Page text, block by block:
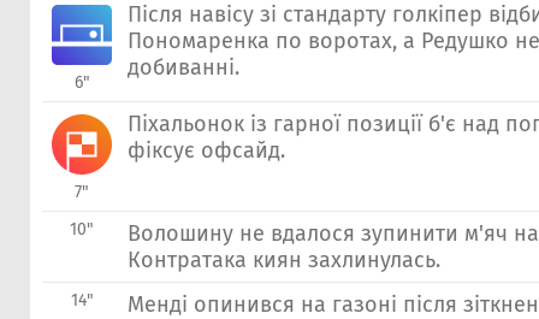
6"
Після навісу зі стандарту голкіпер
Пономаренка по воротах, а Редушко не
добиванні.
7"
Пiхальонок із гарної позиції б'є над
фіксує офсайд.
10"
Волошину не вдалося зупинити м'яч
Контратака киян захлинулась.
14" Менді опинився на газоні після